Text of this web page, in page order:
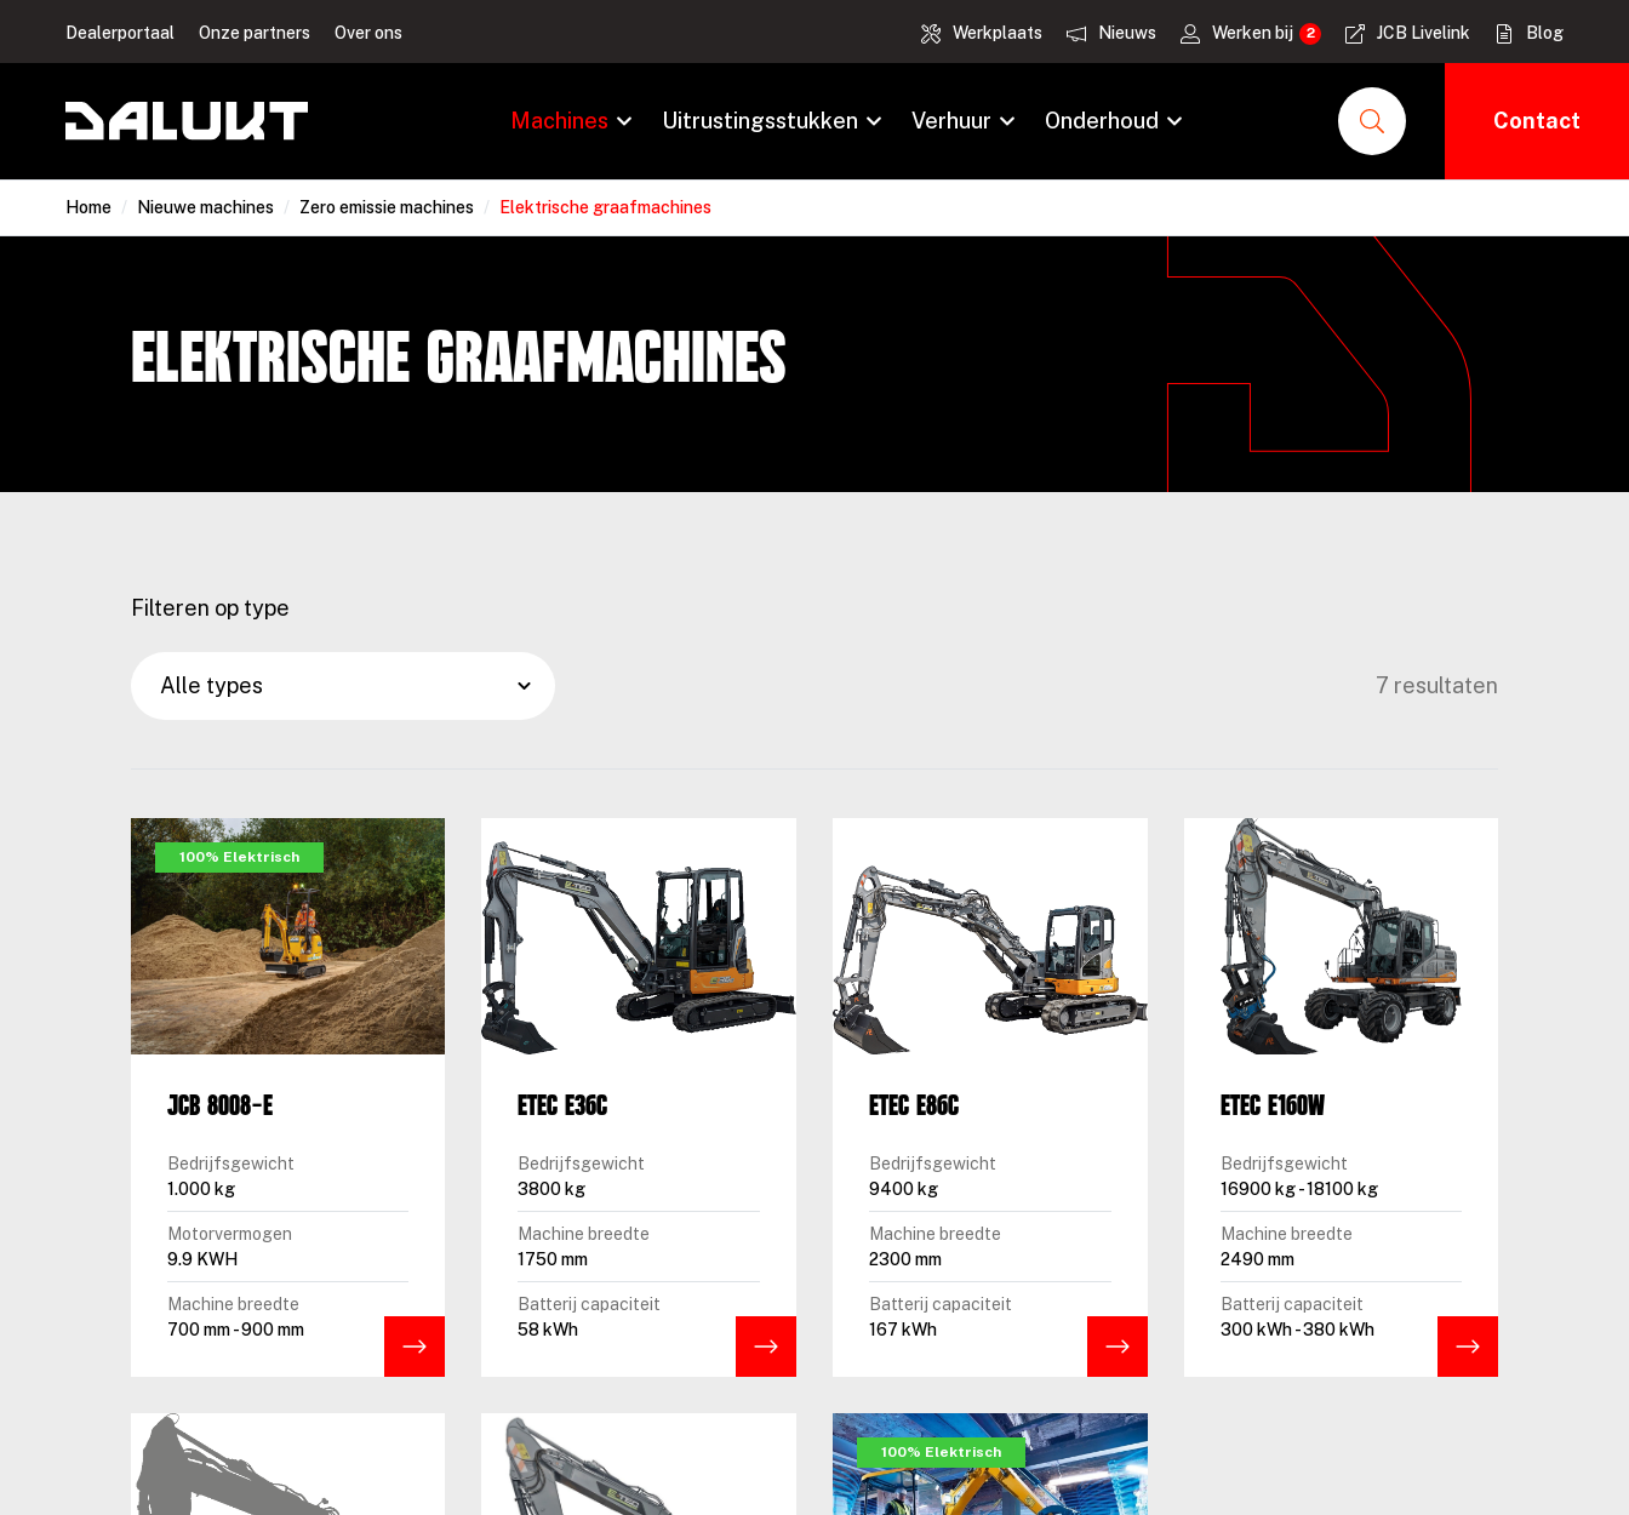
Dealerportaal Onze partners Over ons Werkplaats Nieuws Werken bij JCB Livelink Blog
Machines Uitrustingsstukken Verhuur Onderhoud Contact
Home / Nieuwe machines / Zero emissie machines / Elektrische graafmachines
Elektrische graafmachines
Filteren op type
7 resultaten
100% Elektrisch
JCB 8008-E
Bedrijfsgewicht
1.000 kg
Motorvermogen
9.9 KWH
Machine breedte
700 mm - 900 mm
ETEC E36C
Bedrijfsgewicht
3800 kg
Machine breedte
1750 mm
Batterij capaciteit
58 kWh
ETEC E86C
Bedrijfsgewicht
9400 kg
Machine breedte
2300 mm
Batterij capaciteit
167 kWh
ETEC E160W
Bedrijfsgewicht
16900 kg - 18100 kg
Machine breedte
2490 mm
Batterij capaciteit
300 kWh - 380 kWh
100% Elektrisch